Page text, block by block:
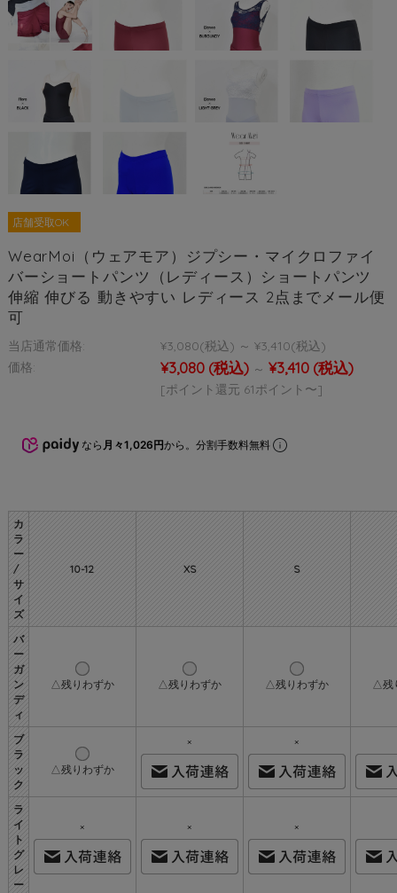
店舗受取OK
WearMoi（ウェアモア）ジプシー・マイクロファイ
バーショートパンツ（レディース）ショートパンツ
伸縮 伸びる 動きやすい レディース 2点までメール便
可
当店通常価格: ¥3,080(税込) ～ ¥3,410(税込)
価格:
¥3,080 (税込) ～ ¥3,410 (税込)
[ポイント還元 61ポイント〜]
なら 月々1,026円から。分割手数料無料
カ
ラ
ー
/
サ
イ
ズ
10-12 XS S
バ
ー
ガ
ン
デ
ィ
△残りわずか △残りわずか △残りわずか △残
ブ
ラ
ッ
ク
△残りわずか
× ×
ラ
イ
ト
グ
レ
ー
× × ×